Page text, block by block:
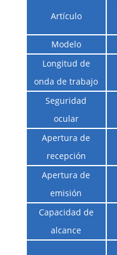
Artículo
Modelo
Longitud de
onda de trabajo
Seguridad
ocular
Apertura de
recepción
Apertura de
emisión
Capacidad de
alcance